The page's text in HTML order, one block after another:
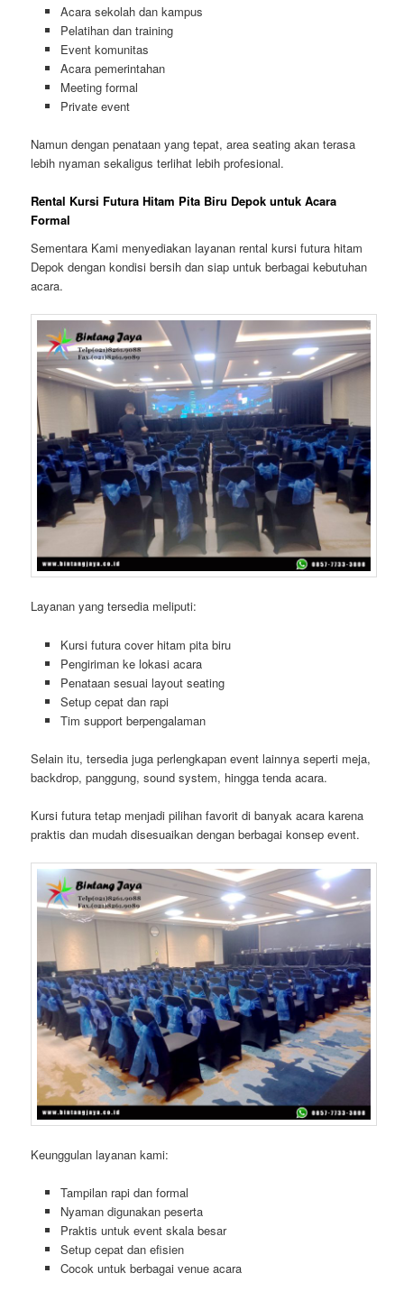
Acara sekolah dan kampus
Pelatihan dan training
Event komunitas
Acara pemerintahan
Meeting formal
Private event
Namun dengan penataan yang tepat, area seating akan terasa
lebih nyaman sekaligus terlihat lebih profesional.
Rental Kursi Futura Hitam Pita Biru Depok untuk Acara
Formal
Sementara Kami menyediakan layanan rental kursi futura hitam
Depok dengan kondisi bersih dan siap untuk berbagai kebutuhan
acara.
Layanan yang tersedia meliputi:
Kursi futura cover hitam pita biru
Pengiriman ke lokasi acara
Penataan sesuai layout seating
Setup cepat dan rapi
Tim support berpengalaman
Selain itu, tersedia juga perlengkapan event lainnya seperti meja,
backdrop, panggung, sound system, hingga tenda acara.
Kursi futura tetap menjadi pilihan favorit di banyak acara karena
praktis dan mudah disesuaikan dengan berbagai konsep event.
Keunggulan layanan kami:
Tampilan rapi dan formal
Nyaman digunakan peserta
Praktis untuk event skala besar
Setup cepat dan efisien
Cocok untuk berbagai venue acara